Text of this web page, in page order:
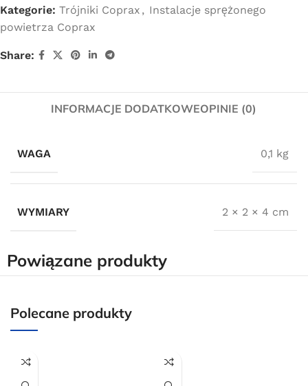
Kategorie: Trójniki Coprax , Instalacje sprężonego
powietrza Coprax
Share:
INFORMACJE DODATKOWEOPINIE (0)
WAGA 0,1 kg
WYMIARY 2 × 2 × 4 cm
Powiązane produkty
Polecane produkty
dla wszystkich zamówień złożonych w sklepie
internetowym o wartości minimum 80,00 zł brutto.
Oferta ograniczona czasowo